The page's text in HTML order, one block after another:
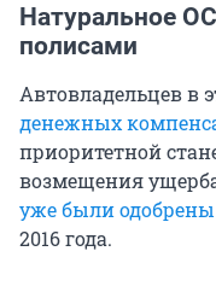
Натуральное
полисами
Автовладельцев в
денежных
приоритетной
возмещения
уже были одобрены
2016 года.